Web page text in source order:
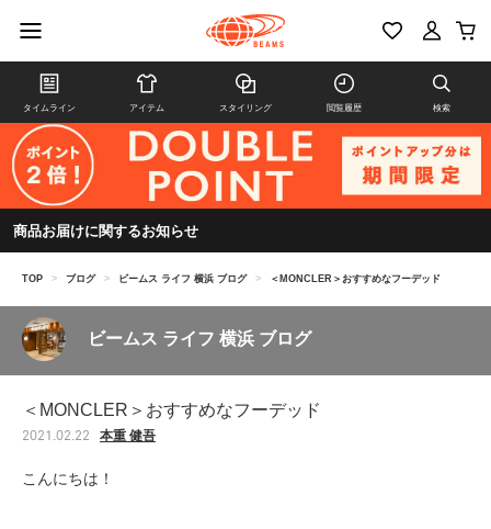
タイムライン アイテム スタイリング 閲覧履歴 検索
商品お届けに関するお知らせ
TOP > ブログ > ビームス ライフ 横浜 ブログ > ＜MONCLER＞おすすめなフーデッド
ビームス ライフ 横浜 ブログ
＜MONCLER＞おすすめなフーデッド
2021.02.22 本重 健吾
こんにちは！